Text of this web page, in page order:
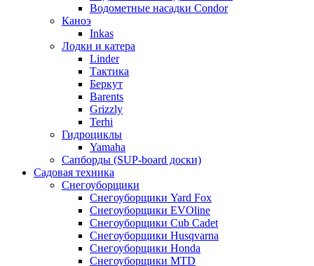
Водометные насадки Condor
Каноэ
Inkas
Лодки и катера
Linder
Тактика
Беркут
Barents
Grizzly
Terhi
Гидроциклы
Yamaha
Сапборды (SUP-board доски)
Садовая техника
Снегоуборщики
Снегоуборщики Yard Fox
Снегоуборщики EVOline
Снегоуборщики Cub Cadet
Снегоуборщики Husqvarna
Снегоуборщики Honda
Снегоуборщики MTD